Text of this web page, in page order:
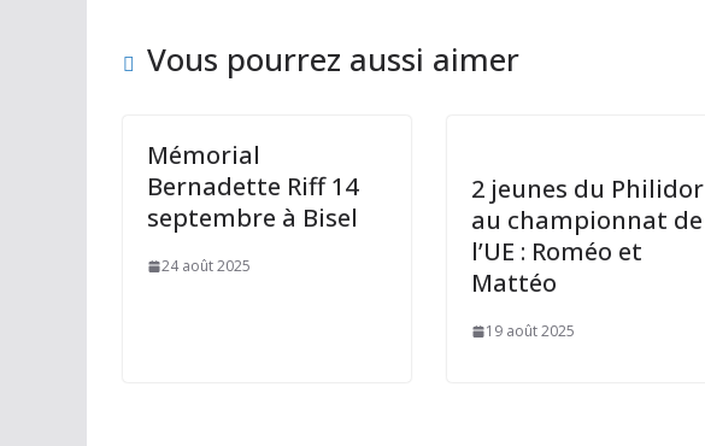
o n
Vous pourrez aussi aimer
Mémorial
Bernadette Riff 14
septembre à Bisel
24 août 2025
2 jeunes du Philidor
au championnat de
l’UE : Roméo et
Mattéo
19 août 2025